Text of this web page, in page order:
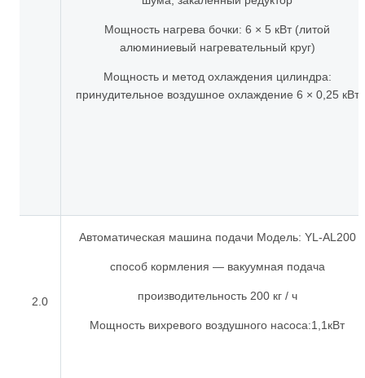
Мощность нагрева бочки: 6 × 5 кВт (литой
алюминиевый нагревательный круг)
Мощность и метод охлаждения цилиндра:
принудительное воздушное охлаждение 6 × 0,25 кВт
2.0
Автоматическая машина подачи Модель: YL-AL200
способ кормления — вакуумная подача
производительность 200 кг / ч
Мощность вихревого воздушного насоса:1,1кВт